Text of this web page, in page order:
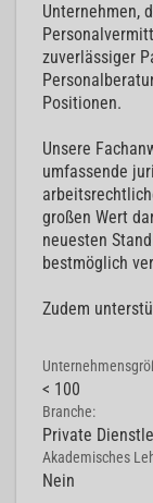
Unternehmen,
zuverlässiger
Positionen.
Unsere
umfassende
großen Wert
neuesten
bestmöglich
Zudem
< 100
Branche:
Private
Akademisches
Nein